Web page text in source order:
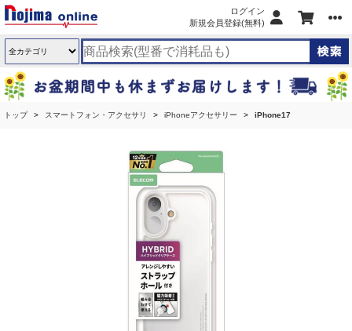
ログイン
新規会員登録(無料)
トップ スマートフォン・アクセサリ iPhoneアクセサリー iPhone17